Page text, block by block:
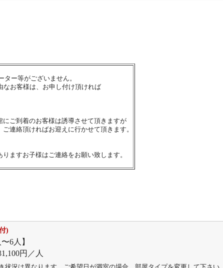
ー等がございません。
なお客様は、お申し付け頂ければ
ご到着のお客様は誘導させて頂きますが
連絡頂ければお迎えに行かせて頂きます。
ますお子様はご連絡をお願い致します。
)
6人】
円／人